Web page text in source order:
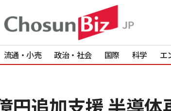
流通・小売 政治・社会 国際 科学 エ